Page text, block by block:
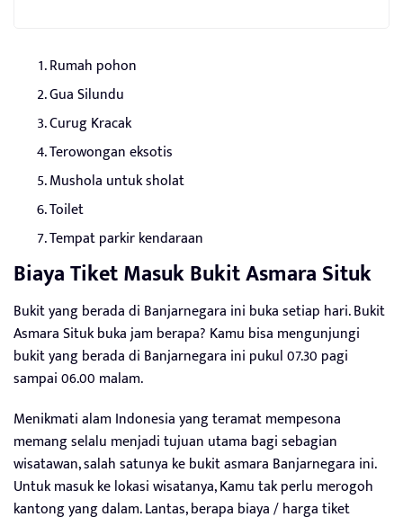
Rumah pohon
Gua Silundu
Curug Kracak
Terowongan eksotis
Mushola untuk sholat
Toilet
Tempat parkir kendaraan
Biaya Tiket Masuk Bukit Asmara Situk
Bukit yang berada di Banjarnegara ini buka setiap hari. Bukit
Asmara Situk buka jam berapa? Kamu bisa mengunjungi
bukit yang berada di Banjarnegara ini pukul 07.30 pagi
sampai 06.00 malam.
Menikmati alam Indonesia yang teramat mempesona
memang selalu menjadi tujuan utama bagi sebagian
wisatawan, salah satunya ke bukit asmara Banjarnegara ini.
Untuk masuk ke lokasi wisatanya, Kamu tak perlu merogoh
kantong yang dalam. Lantas, berapa biaya / harga tiket